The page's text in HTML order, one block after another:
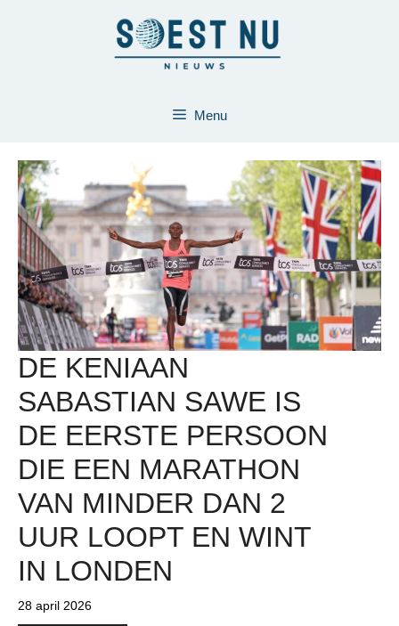
Menu
DE KENIAAN
SABASTIAN SAWE IS
DE EERSTE PERSOON
DIE EEN MARATHON
VAN MINDER DAN 2
UUR LOOPT EN WINT
IN LONDEN
28 april 2026